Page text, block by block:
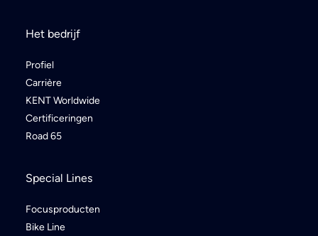
Het bedrijf
Profiel
Carrière
KENT Worldwide
Certificeringen
Road 65
Special Lines
Focusproducten
Bike Line